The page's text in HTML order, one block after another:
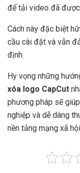
để tải video đã
Cách này đặc biệt
cầu cài đặt và vẫn
định.
Hy vọng những
xóa logo CapCut
phương pháp sẽ
nghiệp và dễ dàng
nền tảng mạng xã